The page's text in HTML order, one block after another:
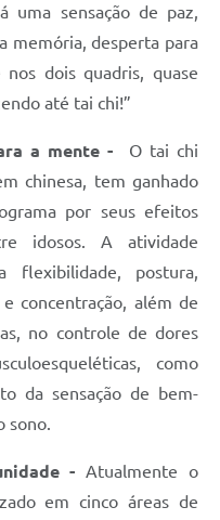
uma sensação de paz,
memória, desperta para
dois quadris, quase
até tai chi!”
a mente - O tai chi
chinesa, tem ganhado
por seus efeitos
idosos. A atividade
postura,
concentração, além de
no controle de dores
como
da sensação de bem-
sono.
- Atualmente o
em cinco áreas de